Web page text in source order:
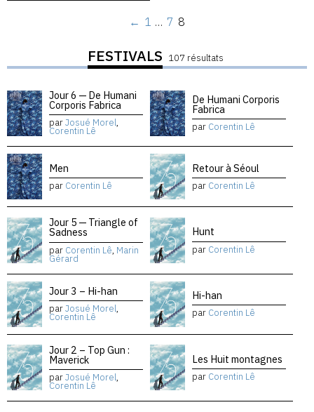
← 1 … 7 8
FESTIVALS 107 résultats
Jour 6 — De Humani
Corporis Fabrica
parJosué Morel,
Corentin Lê
De Humani Corporis
Fabrica
par Corentin Lê
Men
par Corentin Lê
Retour à Séoul
par Corentin Lê
Jour 5 — Triangle of
Sadness
par Corentin Lê, Marin
Gérard
Hunt
par Corentin Lê
Jour 3 – Hi-han
parJosué Morel,
Corentin Lê
Hi-han
par Corentin Lê
Jour 2 – Top Gun :
Maverick
parJosué Morel,
Corentin Lê
Les Huit montagnes
par Corentin Lê